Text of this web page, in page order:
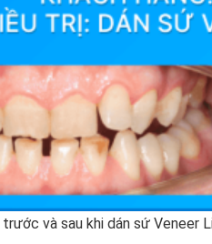
và sau khi dán sứ Veneer